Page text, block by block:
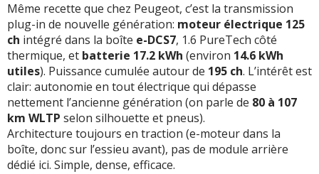
Même recette que chez Peugeot, c’est la transmission
plug-in de nouvelle génération: moteur électrique 125
ch intégré dans la boîte e-DCS7, 1.6 PureTech côté
thermique, et batterie 17.2 kWh (environ 14.6 kWh
utiles). Puissance cumulée autour de 195 ch. L’intérêt est
clair: autonomie en tout électrique qui dépasse
nettement l’ancienne génération (on parle de 80 à 107
km WLTP selon silhouette et pneus).
Architecture toujours en traction (e-moteur dans la
boîte, donc sur l’essieu avant), pas de module arrière
dédié ici. Simple, dense, efficace.